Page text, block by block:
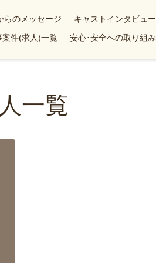
らのメッセージ
キャストインタビュー
案件(求人)一覧 安心･安全への取り組み
一覧